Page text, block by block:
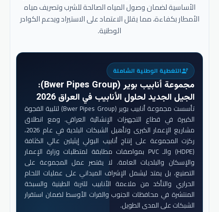
الأساسية لضمان وصول المياه الصالحة للشرب وتصريف مياه
الأمطار بكفاءة، مما يقلل الاعتماد على الاستيراد ويدعم الكوادر
الوطنية.
engineeringالتغطية الوطنية الشاملة
مجموعة أنابيب بوير (Bwer Pipes Group)
:
الجيل الجديد لحلول الأنابيب في العراق 2026
تأسست مجموعة أنابيب بوير (Bwer Pipes Group) لتلبية الفجوة
الكبيرة في قطاع التجهيزات الإنشائية العراقي. ومع انطلاق
مشاريع الإعمار الكبرى وتأهيل الشبكات البلدية في عام 2026،
ركزت المجموعة على إنتاج أنابيب البولي إيثيلين عالي الكثافة
(HDPE) والـ PVC بمواصفات مطابقة لمتطلبات وزارة الإعمار
والإسكان والبلديات العامة. لا يقتصر عمل المجموعة على
التصنيع، بل يمتد ليشمل الإشراف الميداني على عمليات اللحام
الحراري والتأكد من ملاءمة الأنابيب للتربة الطينية والسبخة
المنتشرة في محافظات الجنوب والفرات الأوسط لضمان استقرار
الشبكات على المدى الطويل.